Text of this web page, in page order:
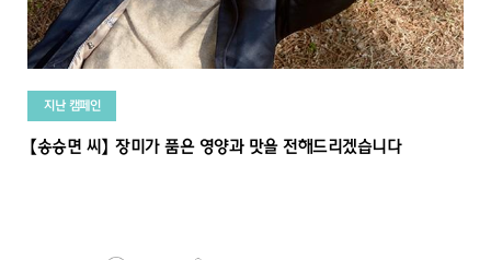
지난 캠페인
【송승면 씨】 장미가 품은 영양과 맛을 전해드리겠습니다